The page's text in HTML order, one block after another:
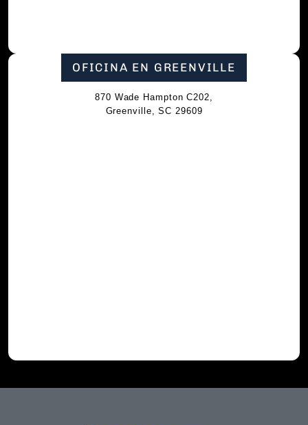
OFICINA EN GREENVILLE
870 Wade Hampton C202,
Greenville, SC 29609